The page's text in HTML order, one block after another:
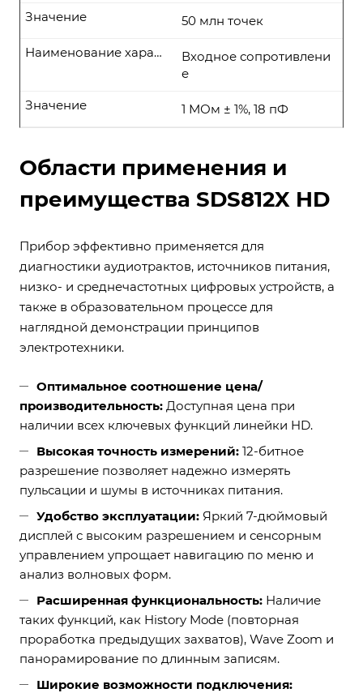
50 млн точек
Значение
Входное сопротивлени
е
Наименование характеристики
1 МОм ± 1%, 18 пФ
Значение
Области применения и
преимущества SDS812X HD
Прибор эффективно применяется для
диагностики аудиотрактов, источников питания,
низко- и среднечастотных цифровых устройств, а
также в образовательном процессе для
наглядной демонстрации принципов
электротехники.
Оптимальное соотношение цена/
производительность: Доступная цена при
наличии всех ключевых функций линейки HD.
Высокая точность измерений: 12-битное
разрешение позволяет надежно измерять
пульсации и шумы в источниках питания.
Удобство эксплуатации: Яркий 7-дюймовый
дисплей с высоким разрешением и сенсорным
управлением упрощает навигацию по меню и
анализ волновых форм.
Расширенная функциональность: Наличие
таких функций, как History Mode (повторная
проработка предыдущих захватов), Wave Zoom и
панорамирование по длинным записям.
Широкие возможности подключения: